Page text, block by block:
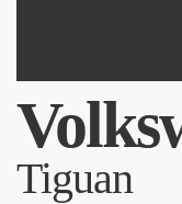
Tiguan